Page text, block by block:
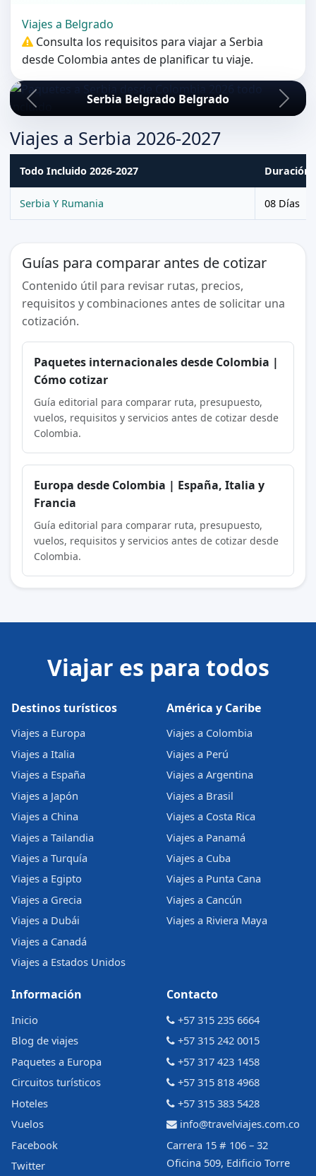
Viajes a Belgrado
Consulta los requisitos para viajar a Serbia
desde Colombia antes de planificar tu viaje.
Serbia Belgrado Belgrado
Viajes a Serbia 2026-2027
Todo Incluido 2026-2027 Duración
Serbia Y Rumania 08 Días
Guías para comparar antes de cotizar
Contenido útil para revisar rutas, precios,
requisitos y combinaciones antes de solicitar una
cotización.
Paquetes internacionales desde Colombia |
Cómo cotizar
Guía editorial para comparar ruta, presupuesto,
vuelos, requisitos y servicios antes de cotizar desde
Colombia.
Europa desde Colombia | España, Italia y
Francia
Guía editorial para comparar ruta, presupuesto,
vuelos, requisitos y servicios antes de cotizar desde
Colombia.
Viajar es para todos
Destinos turísticos
Viajes a Europa
Viajes a Italia
Viajes a España
Viajes a Japón
Viajes a China
Viajes a Tailandia
Viajes a Turquía
Viajes a Egipto
Viajes a Grecia
Viajes a Dubái
Viajes a Canadá
Viajes a Estados Unidos
América y Caribe
Viajes a Colombia
Viajes a Perú
Viajes a Argentina
Viajes a Brasil
Viajes a Costa Rica
Viajes a Panamá
Viajes a Cuba
Viajes a Punta Cana
Viajes a Cancún
Viajes a Riviera Maya
Información
Inicio
Blog de viajes
Paquetes a Europa
Circuitos turísticos
Hoteles
Vuelos
Facebook
Twitter
Contacto
+57 315 235 6664
+57 315 242 0015
+57 317 423 1458
+57 315 818 4968
+57 315 383 5428
info@travelviajes.com.co
Carrera 15 # 106 – 32
Oficina 509, Edificio Torre